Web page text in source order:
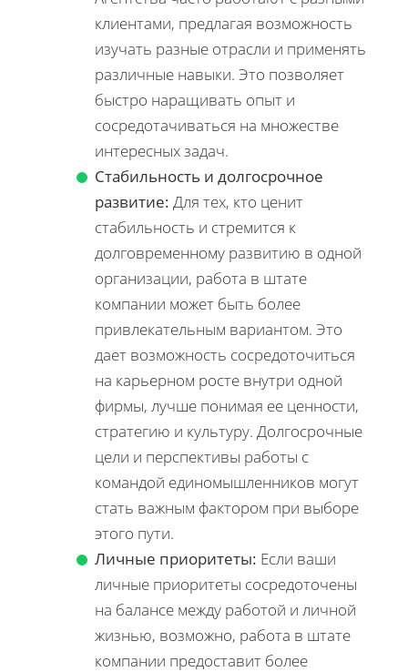
клиентами, предлагая возможность
изучать разные отрасли и применять
различные навыки. Это позволяет
быстро наращивать опыт и
сосредотачиваться на множестве
интересных задач.
Стабильность и долгосрочное
развитие: Для тех, кто ценит
стабильность и стремится к
долговременному развитию в одной
организации, работа в штате
компании может быть более
привлекательным вариантом. Это
дает возможность сосредоточиться
на карьерном росте внутри одной
фирмы, лучше понимая ее ценности,
стратегию и культуру. Долгосрочные
цели и перспективы работы с
командой единомышленников могут
стать важным фактором при выборе
этого пути.
Личные приоритеты: Если ваши
личные приоритеты сосредоточены
на балансе между работой и личной
жизнью, возможно, работа в штате
компании предоставит более